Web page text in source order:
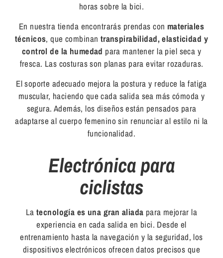
horas sobre la bici.
En nuestra tienda encontrarás prendas con materiales
técnicos, que combinan transpirabilidad, elasticidad y
control de la humedad para mantener la piel seca y
fresca. Las costuras son planas para evitar rozaduras.
El soporte adecuado mejora la postura y reduce la fatiga
muscular, haciendo que cada salida sea más cómoda y
segura. Además, los diseños están pensados para
adaptarse al cuerpo femenino sin renunciar al estilo ni la
funcionalidad.
Electrónica para
ciclistas
Latecnología es una gran aliada para mejorar la
experiencia en cada salida en bici. Desde el
entrenamiento hasta la navegación y la seguridad, los
dispositivos electrónicos ofrecen datos precisos que